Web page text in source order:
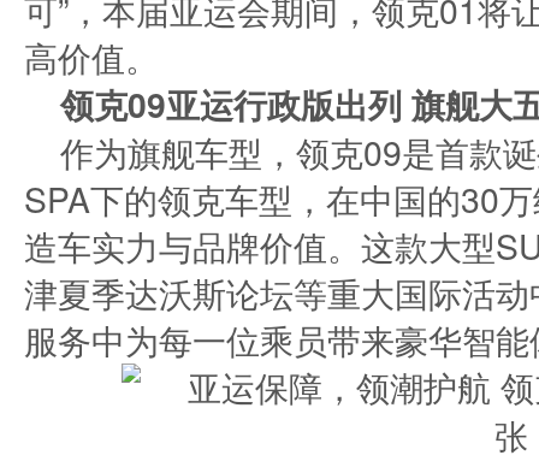
可”，本届亚运会期间，领克01将
高价值。
领克09亚运行政版出列 旗舰大
作为旗舰车型，领克09是首款
SPA下的领克车型，在中国的30
造车实力与品牌价值。这款大型
津夏季达沃斯论坛等重大国际活
服务中为每一位乘员带来豪华智